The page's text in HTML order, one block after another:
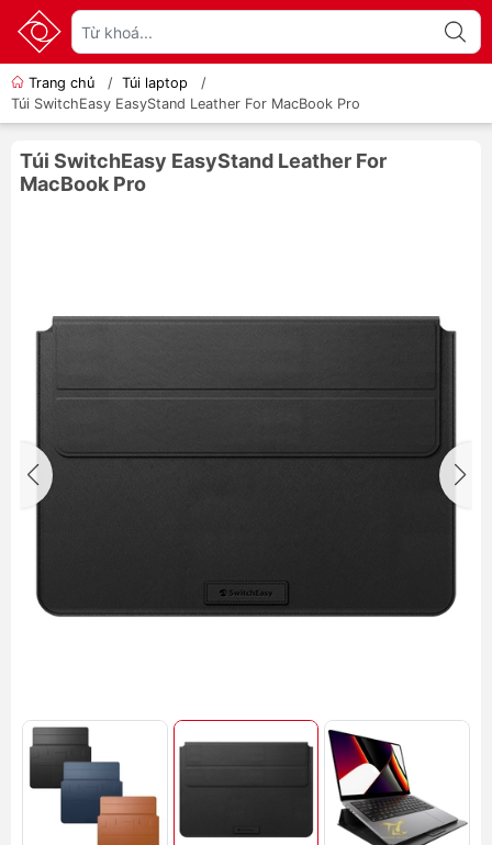
Trang chủ / Túi laptop
/
Túi SwitchEasy EasyStand Leather For MacBook Pro
Túi SwitchEasy EasyStand Leather For
MacBook Pro